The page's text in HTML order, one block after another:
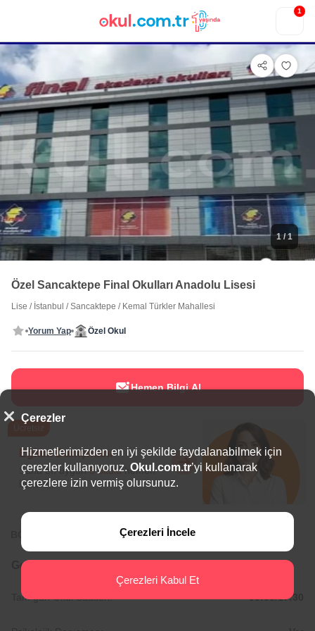
1
1/ 1
Özel Sancaktepe Final Okulları Anadolu Lisesi
Lise / İstanbul /Sancaktepe / Kemal Türkler Mahallesi
Yorum Yap Özel Okul
Hemen Bilgi Al
Eğitim Danışmanı
Sana en uygun5 okuluhemen
bulalım.
BÖLGEDE ÖNE ÇIKAN OKULLAR
Genel Bilgiler
Tam gün Okul Saatleri: 09:00/17:30
Çerezler
Hizmetlerimizden en iyi şekilde faydalanabilmek için
çerezler kullanıyoruz. Okul.com.tr’yi kullanarak
çerezlere izin vermiş olursunuz.
Çerezleri İncele
Çerezleri Kabul Et